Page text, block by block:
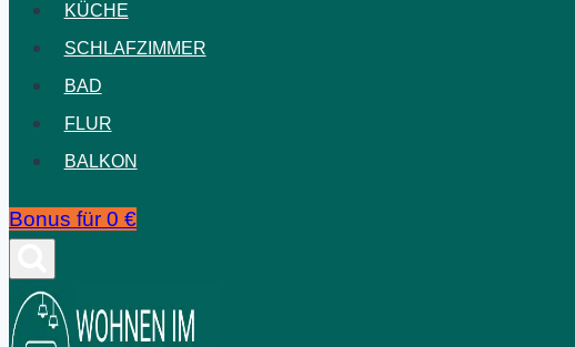
KÜCHE
SCHLAFZIMMER
BAD
FLUR
BALKON
Bonus für 0 €